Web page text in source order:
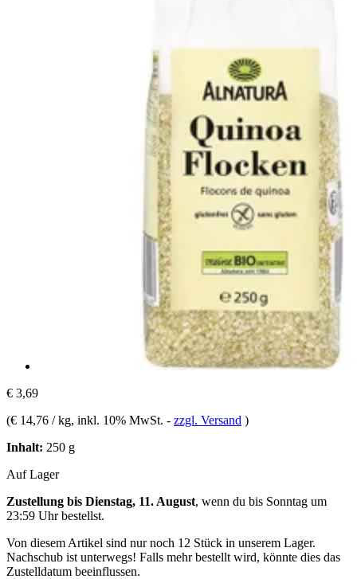
€ 3,69
(€ 14,76 / kg, inkl. 10% MwSt. - zzgl. Versand )
Inhalt: 250 g
Auf Lager
Zustellung bis Dienstag, 11. August, wenn du bis Sonntag um
23:59 Uhrbestellst.
Von diesem Artikel sind nur noch 12 Stück in unserem Lager.
Nachschub ist unterwegs! Falls mehr bestellt wird, könnte dies das
Zustelldatum beeinflussen.